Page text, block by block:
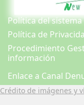
Política del
Política de
Procedimiento
información
Enlace a Canal
Crédito de imágenes y